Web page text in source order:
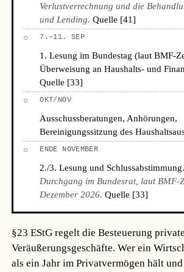
Verlustverrechnung und die
und Lending. Quelle [41]
○ 7.–11. SEP
1. Lesung im Bundestag (laut BMF-
Überweisung an Haushalts- und
Quelle [33]
○ OKT/NOV
Ausschussberatungen, Anhörungen,
Bereinigungssitzung des
○ ENDE NOVEMBER
2./3. Lesung und Schlussabstimmung.
Durchgang im Bundesrat, laut BMF-
Dezember 2026. Quelle [33]
§23 EStG regelt die Besteuerung
Veräußerungsgeschäfte. Wer ein
als ein Jahr im Privatvermögen hält